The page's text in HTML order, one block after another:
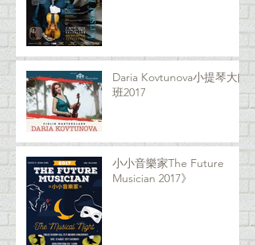
Daria Kovtunova小提琴大師
班2017
小小音樂家The Future
Musician 2017》